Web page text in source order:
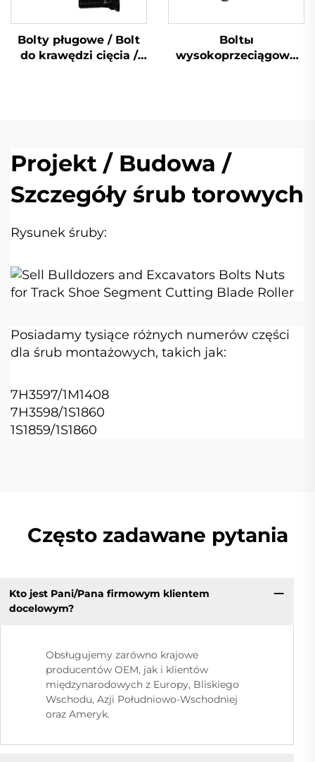
Bolty pługowe / Bolt
do krawędzi cięcia /
Boltы
wysokoprzeciągowe
Projekt / Budowa /
Szczegóły śrub torowych
Rysunek śruby:
Posiadamy tysiące różnych numerów części
dla śrub montażowych, takich jak:
7H3597/1M1408
7H3598/1S1860
1S1859/1S1860
Często zadawane pytania
Kto jest Pani/Pana firmowym klientem
docelowym?
Obsługujemy zarówno krajowe
producentów OEM, jak i klientów
międzynarodowych z Europy, Bliskiego
Wschodu, Azji Południowo-Wschodniej
oraz Ameryk.